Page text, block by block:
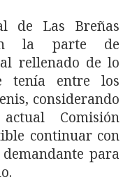
de Las Breñas
la parte de
rellenado de lo
tenía entre los
considerando
Comisión
continuar con
para